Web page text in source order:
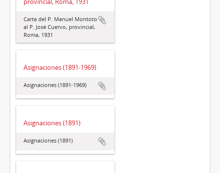
Carta del P. Manuel Montoto
al P. José Cuervo, provincial,
Roma, 1931
Asignaciones (1891-1969)
Asignaciones (1891-1969)
Asignaciones (1891)
Asignaciones (1891)